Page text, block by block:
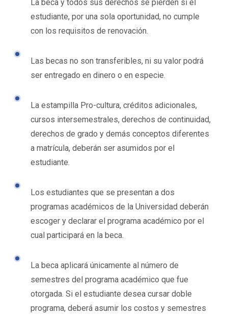
La beca y todos sus derechos se pierden si el
estudiante, por una sola oportunidad, no cumple
con los requisitos de renovación.
Las becas no son transferibles, ni su valor podrá
ser entregado en dinero o en especie.
La estampilla Pro-cultura, créditos adicionales,
cursos intersemestrales, derechos de continuidad,
derechos de grado y demás conceptos diferentes
a matrícula, deberán ser asumidos por el
estudiante.
Los estudiantes que se presentan a dos
programas académicos de la Universidad deberán
escoger y declarar el programa académico por el
cual participará en la beca.
La beca aplicará únicamente al número de
semestres del programa académico que fue
otorgada. Si el estudiante desea cursar doble
programa, deberá asumir los costos y semestres